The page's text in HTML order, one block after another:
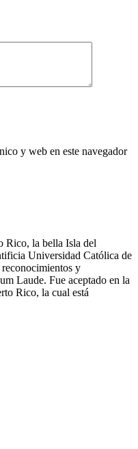
y web en este navegador
Rico, la bella Isla del
Universidad Católica de
y
Laude. Fue aceptado en la
Rico, la cual está